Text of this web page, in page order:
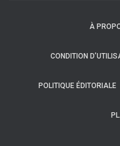
À
CONDITION
POLITIQUE ÉDITORIALE